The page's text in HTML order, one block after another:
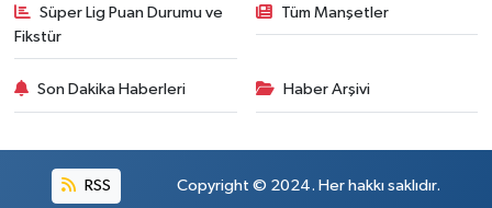
Süper Lig Puan Durumu ve
Fikstür
Tüm Manşetler
Son Dakika Haberleri Haber Arşivi
RSS Copyright © 2024. Her hakkı saklıdır.